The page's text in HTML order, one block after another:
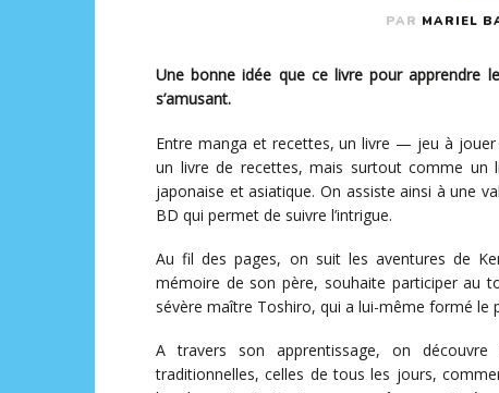
PAR MARIEL
Une bonne idée que ce livre pour apprendre
s’amusant.
Entre manga et recettes, un livre — jeu à
un livre de recettes, mais surtout comme un
japonaise et asiatique. On assiste ainsi à une
BD qui permet de suivre l’intrigue.
Au fil des pages, on suit les aventures de
mémoire de son père, souhaite participer au
sévère maître Toshiro, qui a lui-même formé le
A travers son apprentissage, on
traditionnelles, celles de tous les jours,